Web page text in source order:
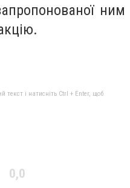
ним
текст і натисніть Ctrl + Enter, щоб
0,0